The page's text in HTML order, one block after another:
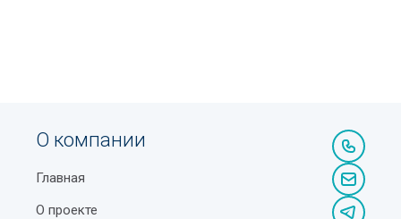
О компании
Главная
О проекте